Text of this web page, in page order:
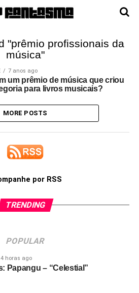
"prêmio profissionais da
música"
7 anos ago
um prêmio de música que criou
para livros musicais?
MORE POSTS
por RSS
TRENDING
POPULAR
4 horas ago
Papangu – “Celestial”